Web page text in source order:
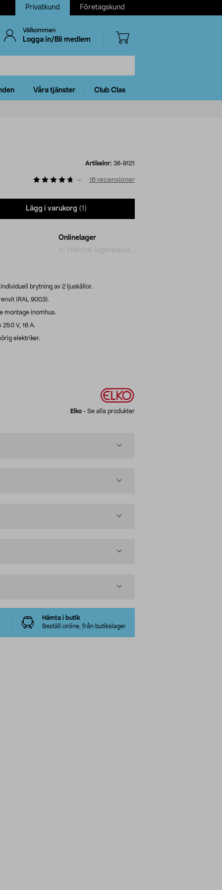
Privatkund Företagskund
Välkommen
Logga in/Bli medlem
Våra tjänster Club Clas
Artikelnr: 36-9121
18 recensioner
Lägg i varukorg (1)
Onlinelager
Hämtar lagerstatus...
brytning av 2 ljuskällor.
(RAL 9003).
montage inomhus.
V, 16 A.
elektriker.
Elko - Se alla produkter
Hämta i butik
Beställ online, från butikslager